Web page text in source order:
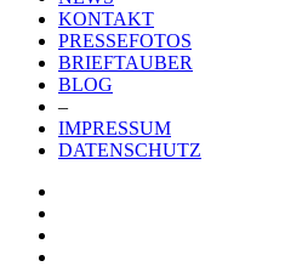
KONTAKT
PRESSEFOTOS
BRIEFTAUBER
BLOG
–
IMPRESSUM
DATENSCHUTZ